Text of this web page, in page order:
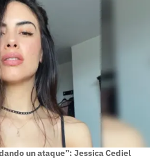
un ataque”: Jessica Cediel